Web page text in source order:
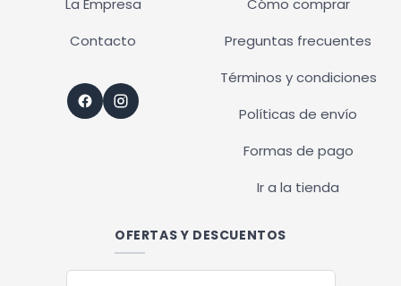
La Empresa
Contacto
Cómo comprar
Preguntas frecuentes
Términos y condiciones
Políticas de envío
Formas de pago
Ir a la tienda
OFERTAS Y DESCUENTOS